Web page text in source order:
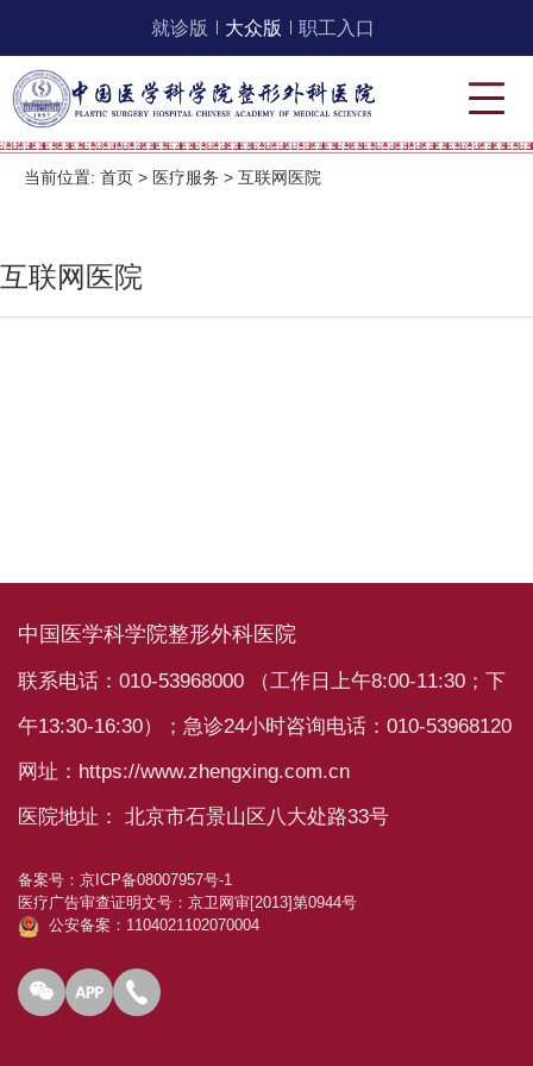
就诊版 大众版 职工入口
当前位置: 首页 > 医疗服务 > 互联网医院
互联网医院
中国医学科学院整形外科医院
联系电话：010-53968000 （工作日上午8:00-11:30；下
午13:30-16:30）；急诊24小时咨询电话：010-53968120
网址：https://www.zhengxing.com.cn
医院地址： 北京市石景山区八大处路33号
备案号： 京ICP备08007957号-1
医疗广告审查证明文号： 京卫网审[2013]第0944号
公安备案：1104021102070004